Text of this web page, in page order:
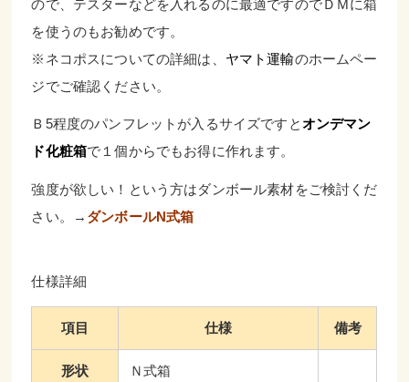
ので、テスターなどを入れるのに最適ですのでＤＭに箱
を使うのもお勧めです。
※ネコポスについての詳細は、 ヤマト運輸のホームペー
ジでご確認ください。
Ｂ5程度のパンフレットが入るサイズですとオンデマン
ド化粧箱で１個からでもお得に作れます。
強度が欲しい！という方はダンボール素材をご検討くだ
さい。→ ダンボールN式箱
仕様詳細
項目 仕様 備考
形状 Ｎ式箱